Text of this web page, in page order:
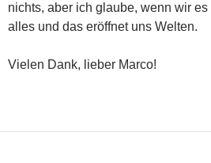
nichts, aber ich glaube, wenn wir
alles und das eröffnet uns Welten.
Vielen Dank, lieber Marco!